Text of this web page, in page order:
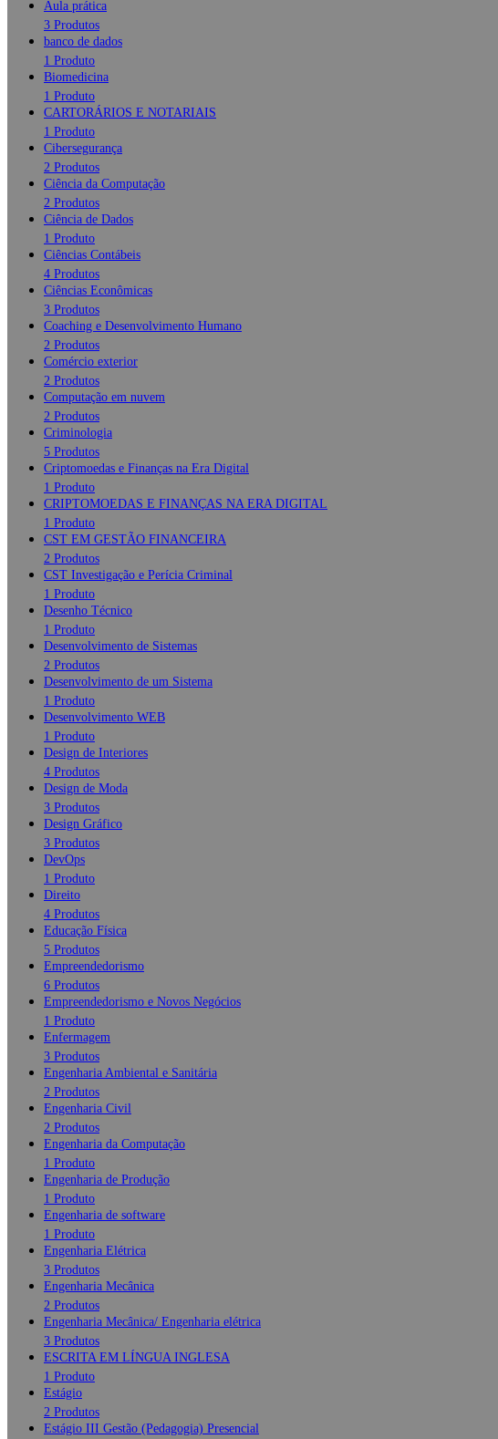
Aula prática
3 Produtos
banco de dados
1 Produto
Biomedicina
1 Produto
CARTORÁRIOS E NOTARIAIS
1 Produto
Cibersegurança
2 Produtos
Ciência da Computação
2 Produtos
Ciência de Dados
1 Produto
Ciências Contábeis
4 Produtos
Ciências Econômicas
3 Produtos
Coaching e Desenvolvimento Humano
2 Produtos
Comércio exterior
2 Produtos
Computação em nuvem
2 Produtos
Criminologia
5 Produtos
Criptomoedas e Finanças na Era Digital
1 Produto
CRIPTOMOEDAS E FINANÇAS NA ERA DIGITAL
1 Produto
CST EM GESTÃO FINANCEIRA
2 Produtos
CST Investigação e Perícia Criminal
1 Produto
Desenho Técnico
1 Produto
Desenvolvimento de Sistemas
2 Produtos
Desenvolvimento de um Sistema
1 Produto
Desenvolvimento WEB
1 Produto
Design de Interiores
4 Produtos
Design de Moda
3 Produtos
Design Gráfico
3 Produtos
DevOps
1 Produto
Direito
4 Produtos
Educação Física
5 Produtos
Empreendedorismo
6 Produtos
Empreendedorismo e Novos Negócios
1 Produto
Enfermagem
3 Produtos
Engenharia Ambiental e Sanitária
2 Produtos
Engenharia Civil
2 Produtos
Engenharia da Computação
1 Produto
Engenharia de Produção
1 Produto
Engenharia de software
1 Produto
Engenharia Elétrica
3 Produtos
Engenharia Mecânica
2 Produtos
Engenharia Mecânica/ Engenharia elétrica
3 Produtos
ESCRITA EM LÍNGUA INGLESA
1 Produto
Estágio
2 Produtos
Estágio III Gestão (Pedagogia) Presencial